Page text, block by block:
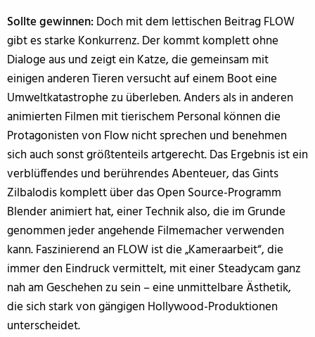
Sollte gewinnen:Doch mit dem lettischen Beitrag FLOW
gibt es starke Konkurrenz. Der kommt komplett ohne
Dialoge aus und zeigt ein Katze, die gemeinsam mit
einigen anderen Tieren versucht auf einem Boot eine
Umweltkatastrophe zu überleben. Anders als in anderen
animierten Filmen mit tierischem Personal können die
Protagonisten von Flow nicht sprechen und benehmen
sich auch sonst größtenteils artgerecht. Das Ergebnis ist ein
verblüffendes und berührendes Abenteuer, das Gints
Zilbalodis komplett über das Open Source-Programm
Blender animiert hat, einer Technik also, die im Grunde
genommen jeder angehende Filmemacher verwenden
kann. Faszinierend an FLOW ist die „Kameraarbeit“, die
immer den Eindruck vermittelt, mit einer Steadycam ganz
nah am Geschehen zu sein – eine unmittelbare Ästhetik,
die sich stark von gängigen Hollywood-Produktionen
unterscheidet.